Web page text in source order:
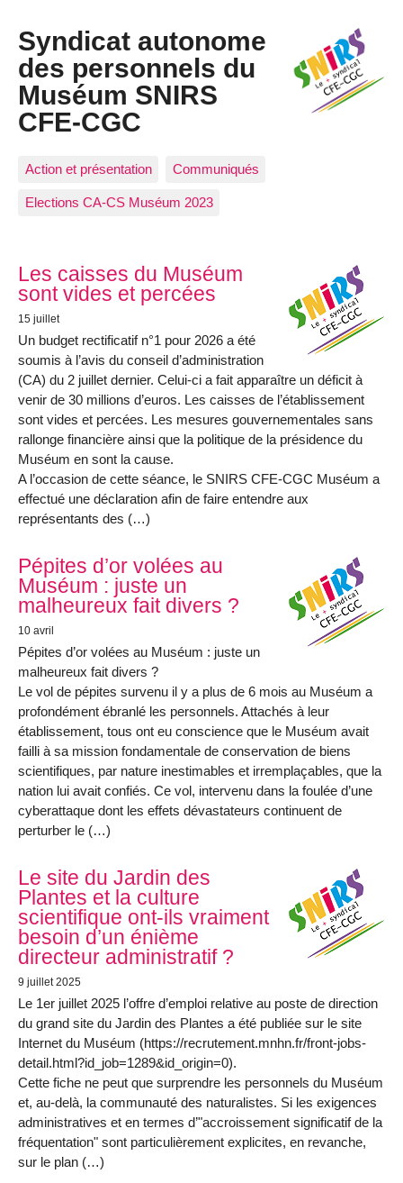
Syndicat autonome
des personnels du
Muséum SNIRS
CFE-CGC
Action et présentation Communiqués
Elections CA-CS Muséum 2023
Articles les plus récents
Les caisses du Muséum
sont vides et percées
15 juillet
Un budget rectificatif n°1 pour 2026 a été
soumis à l’avis du conseil d’administration
(CA) du 2 juillet dernier. Celui-ci a fait apparaître un déficit à
venir de 30 millions d’euros. Les caisses de l’établissement
sont vides et percées. Les mesures gouvernementales sans
rallonge financière ainsi que la politique de la présidence du
Muséum en sont la cause.
A l’occasion de cette séance, le SNIRS CFE-CGC Muséum a
effectué une déclaration afin de faire entendre aux
représentants des (…)
Pépites d’or volées au
Muséum : juste un
malheureux fait divers ?
10 avril
Pépites d’or volées au Muséum : juste un
malheureux fait divers ?
Le vol de pépites survenu il y a plus de 6 mois au Muséum a
profondément ébranlé les personnels. Attachés à leur
établissement, tous ont eu conscience que le Muséum avait
failli à sa mission fondamentale de conservation de biens
scientifiques, par nature inestimables et irremplaçables, que la
nation lui avait confiés. Ce vol, intervenu dans la foulée d’une
cyberattaque dont les effets dévastateurs continuent de
perturber le (…)
Le site du Jardin des
Plantes et la culture
scientifique ont-ils vraiment
besoin d’un énième
directeur administratif ?
9 juillet 2025
Le 1er juillet 2025 l’offre d’emploi relative au poste de direction
du grand site du Jardin des Plantes a été publiée sur le site
Internet du Muséum (https://recrutement.mnhn.fr/front-jobs-
detail.html?id_job=1289&id_origin=0).
Cette fiche ne peut que surprendre les personnels du Muséum
et, au-delà, la communauté des naturalistes. Si les exigences
administratives et en termes d’"accroissement significatif de la
fréquentation" sont particulièrement explicites, en revanche,
sur le plan (…)